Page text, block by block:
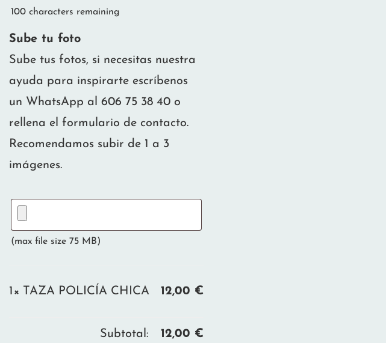
100characters remaining
Sube tu foto
Sube tus fotos, si necesitas nuestra
ayuda para inspirarte escríbenos
un WhatsApp al 606 75 38 40 o
rellena el formulario de contacto.
Recomendamos subir de 1 a 3
imágenes.
(max file size 75 MB)
1× TAZA POLICÍA CHICA 12,00 €
Subtotal: 12,00 €